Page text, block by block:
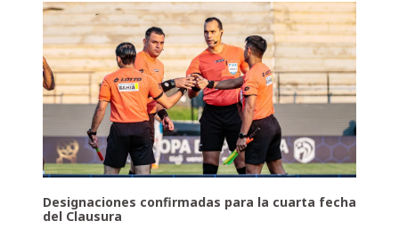
Designaciones confirmadas para la cuarta fecha
del Clausura